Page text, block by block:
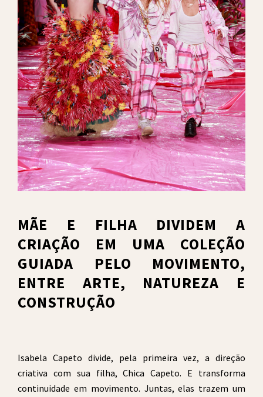
MÃE E FILHA DIVIDEM A
CRIAÇÃO EM UMA COLEÇÃO
GUIADA PELO MOVIMENTO,
ENTRE ARTE, NATUREZA E
CONSTRUÇÃO
Isabela Capeto divide, pela primeira vez, a direção
criativa com sua filha, Chica Capeto. E transforma
continuidade em movimento. Juntas, elas trazem um